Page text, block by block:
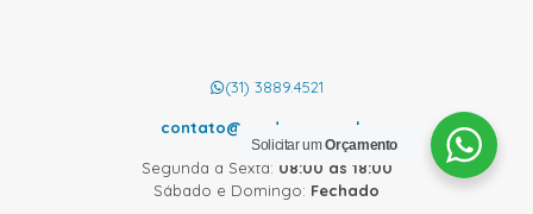
(31) 3889.4521
contato@cardcom.com.br
Segunda a Sexta: 08:00 às 18:00
Sábado e Domingo: Fechado
Solicitar umOrçamento